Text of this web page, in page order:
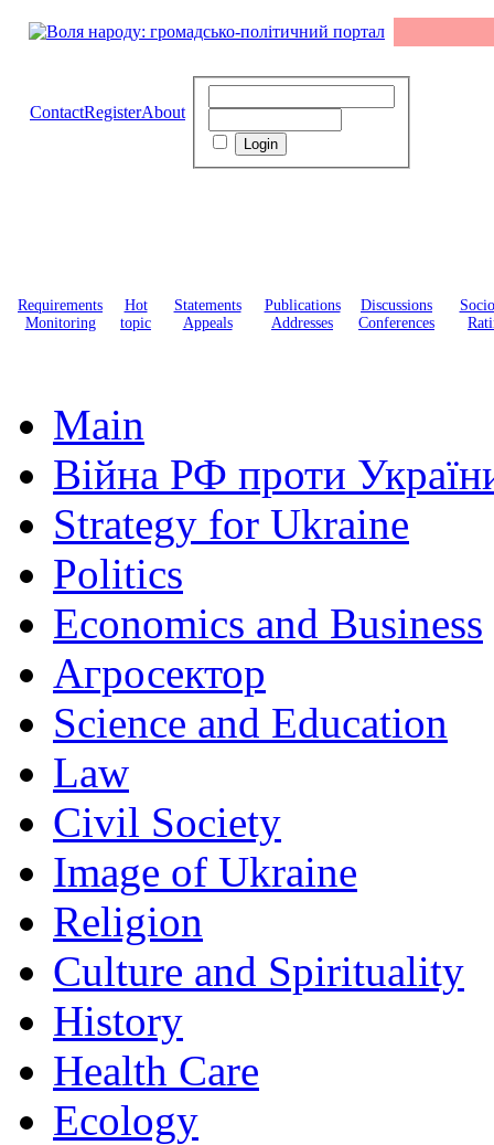
ContactRegisterAbout
Requirements
Monitoring
Hot
topic
Statements
Appeals
Publications
Addresses
Discussions
Conferences
Main
Війна РФ проти
Strategy for Ukraine
Politics
Economics and Business
Агросектор
Science and Education
Law
Civil Society
Image of Ukraine
Religion
Culture and Spirituality
History
Health Care
Ecology